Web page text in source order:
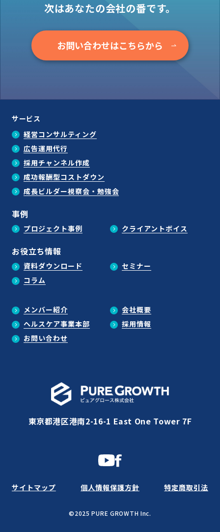
資料ダウンロード
PGハウスについて
次はあなたの会社の番です。
お問い合わせはこちらから
サービス
経営コンサルティング
広告運用代行
採用チャンネル作成
成功報酬型コストダウン
成長ビルダー視察会・勉強会
事例
プロジェクト事例 クライアントボイス
お役立ち情報
資料ダウンロード
セミナー
コラム
メンバー紹介
会社概要
ヘルスケア事業本部
採用情報
お問い合わせ
東京都港区港南2-16-1 East One Tower 7F
©2025 PURE GROWTH Inc.
サイトマップ 個人情報保護方針 特定商取引法